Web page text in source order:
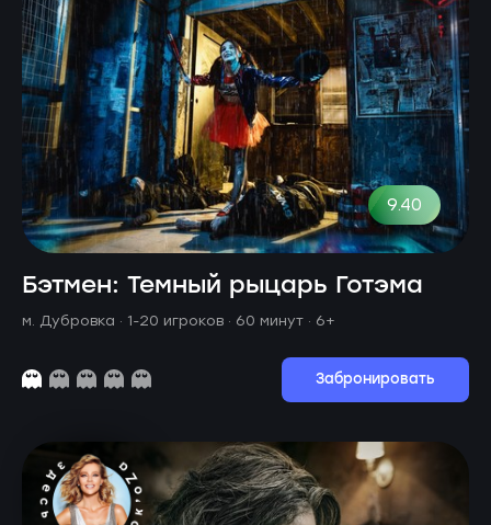
9.40
Бэтмен: Темный рыцарь Готэма
м. Дубровка · 1-20 игроков · 60 минут · 6+
Забронировать